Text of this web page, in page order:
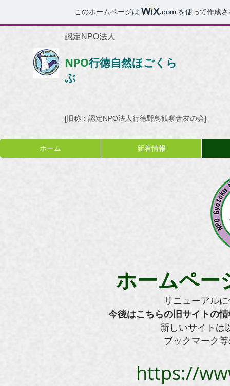
このホームページは .com を使って作成
認定NPO法人
NPO行徳自然ほごくら
ぶ
[旧称：認定NPO法人行徳野鳥観察舎友の会]​
ホーム 新着情報
ホームペー
リニューアル
今後はこちらの旧サイトの
新しいサイトは
ブックマーク
https://